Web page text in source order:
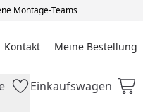
Montage-Teams
Kontakt Meine Bestellung
Meine Bestellung
Einkaufswagen
Einkaufswagen